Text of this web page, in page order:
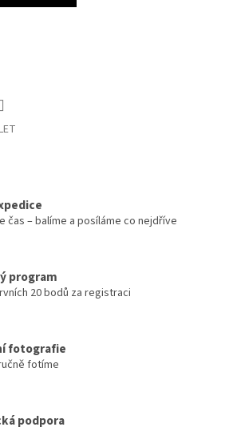
čas – balíme a posíláme co nejdříve
program
20 bodů za registraci
fotografie
fotíme
podpora